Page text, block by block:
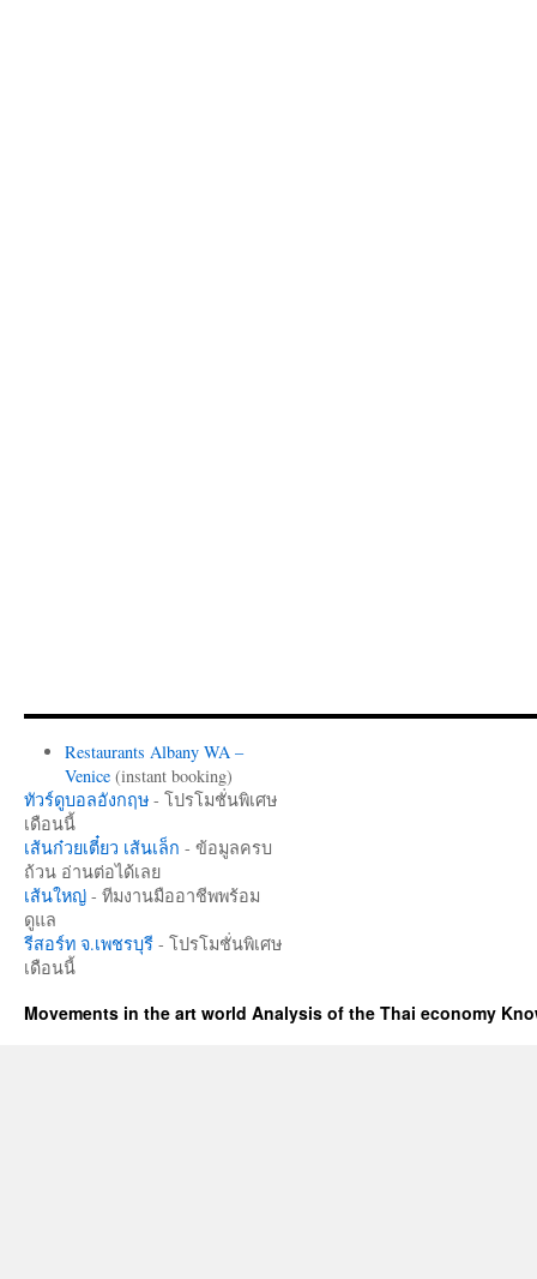
Restaurants Albany WA –
Venice(instant booking)
ทัวร์ดูบอลอังกฤษ - โปรโมชั่นพิเศษ
เดือนนี้
เส้นก๋วยเตี๋ยว เส้นเล็ก - ข้อมูลครบ
ถ้วน อ่านต่อได้เลย
เส้นใหญ่ - ทีมงานมืออาชีพพร้อม
ดูแล
รีสอร์ท จ.เพชรบุรี - โปรโมชั่นพิเศษ
เดือนนี้
Movements in the art world Analysis of the Thai economy